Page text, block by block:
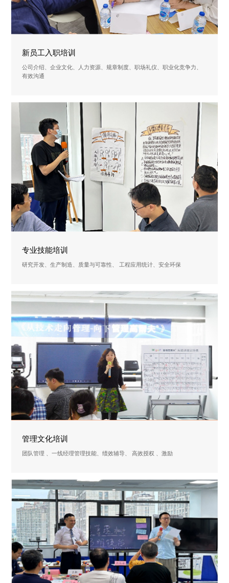
新员工入职培训
公司介绍、企业文化、人力资源、规章制度、职场礼仪、职业化竞争力、
有效沟通
专业技能培训
研究开发、生产制造、质量与可靠性、 工程应用统计、安全环保
管理文化培训
团队管理 、一线经理管理技能、绩效辅导、 高效授权 、激励